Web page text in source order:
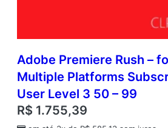
Adobe Premiere Rush –
Multiple Platforms
User Level 3 50 – 99
R$ 1.755,39